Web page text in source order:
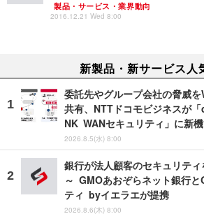
製品・サービス・業界動向
2016.12.21 Wed 8:00
新製品・新サービス人
委託先やグループ会社の脅威
共有、NTTドコモビジネスが
NK WANセキュリティ」に新
2026.8.5(水) 8:00
銀行が法人顧客のセキュリテ
～ GMOあおぞらネット銀行と
ティ byイエラエが提携
2026.8.6(木) 8:00